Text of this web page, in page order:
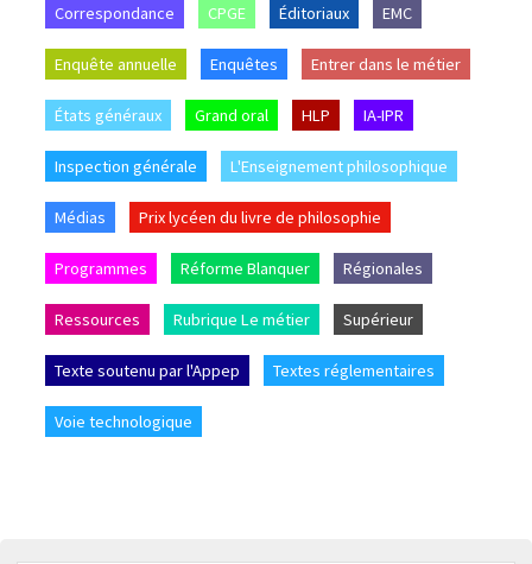
Correspondance CPGE Éditoriaux EMC
Enquête annuelle Enquêtes Entrer dans le métier
États généraux Grand oral HLP IA-IPR
Inspection générale L'Enseignement philosophique
Médias Prix lycéen du livre de philosophie
Programmes Réforme Blanquer Régionales
Ressources Rubrique Le métier Supérieur
Texte soutenu par l'Appep Textes réglementaires
Voie technologique